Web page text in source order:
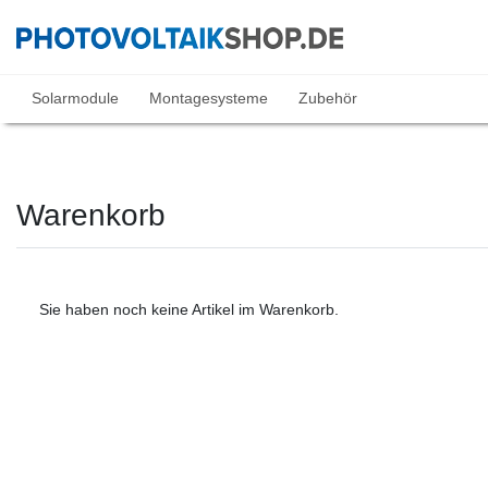
Solarmodule Montagesysteme Zubehör
Warenkorb
Sie haben noch keine Artikel im Warenkorb.